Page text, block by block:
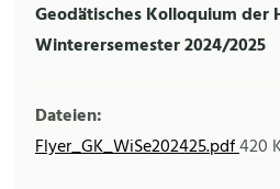
Geodätisches Kolloquium der
Winterersemester 2024/2025
Dateien:
Flyer_GK_WiSe202425.pdf420